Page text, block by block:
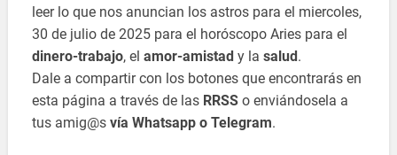
leer lo que nos anuncian los astros para el miercoles,
30 de julio de 2025 para el horóscopo Aries para el
dinero-trabajo, elamor-amistad y lasalud .
Dale a compartir con los botones que encontrarás en
esta página a través de las RRSS o enviándosela a
tus amig@svía Whatsapp o Telegram.